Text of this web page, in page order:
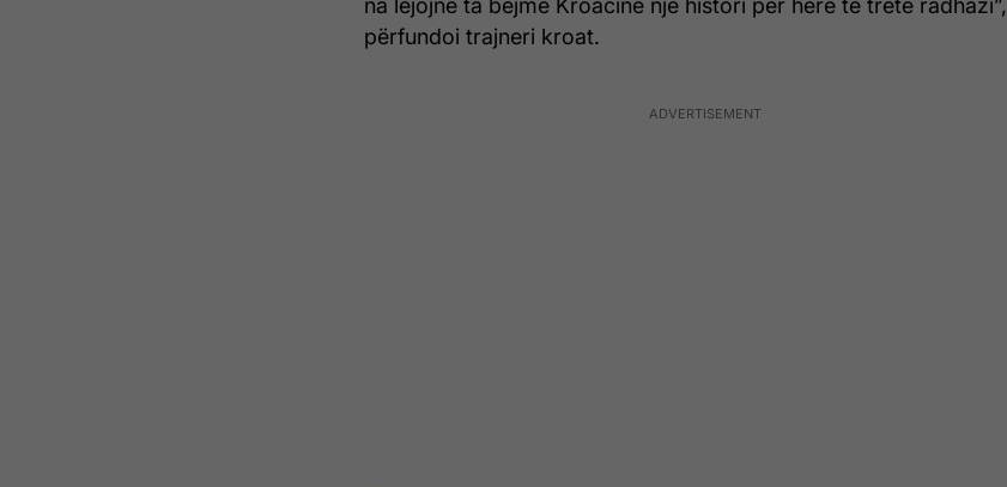
na lejojnë ta bëjmë Kroacinë një histori për herë të tretë radhazi”,
përfundoi trajneri kroat.